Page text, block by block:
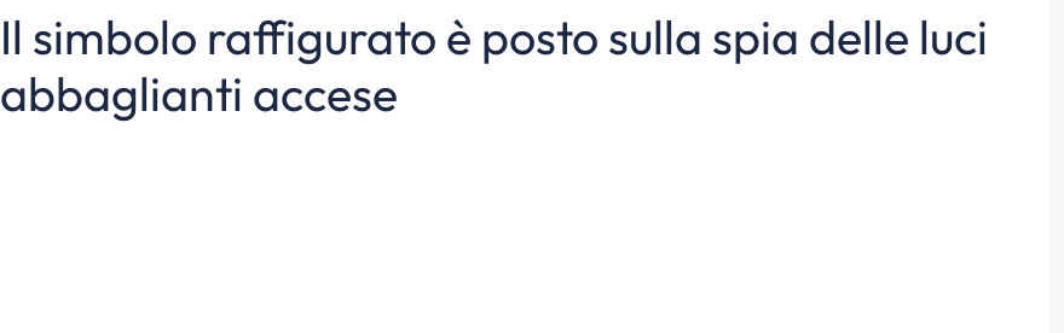
Il simbolo raffigurato è posto sulla spia delle luci
abbaglianti accese